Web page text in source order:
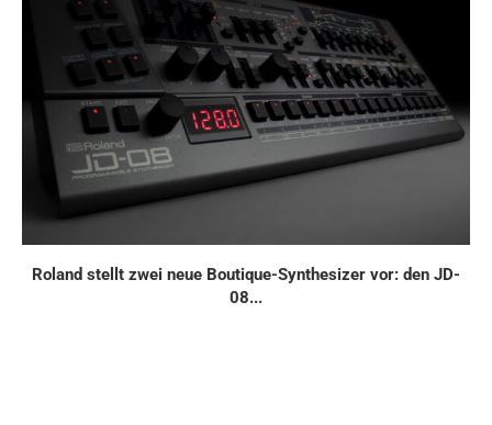
Roland stellt zwei neue Boutique-Synthesizer vor: den JD-
08...